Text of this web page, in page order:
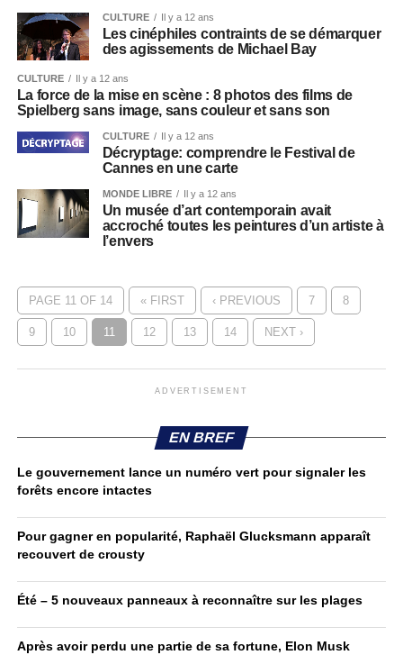
CULTURE Il y a 12 ans
Les cinéphiles contraints de se démarquer
des agissements de Michael Bay
CULTURE Il y a 12 ans
La force de la mise en scène : 8 photos des films de
Spielberg sans image, sans couleur et sans son
CULTURE Il y a 12 ans
Décryptage: comprendre le Festival de
Cannes en une carte
MONDE LIBRE Il y a 12 ans
Un musée d’art contemporain avait
accroché toutes les peintures d’un artiste à
l’envers
PAGE 11 OF 14 « FIRST ‹ PREVIOUS 7 8
9 10 11 12 13 14 NEXT ›
ADVERTISEMENT
EN BREF
Le gouvernement lance un numéro vert pour signaler les
forêts encore intactes
Pour gagner en popularité, Raphaël Glucksmann apparaît
recouvert de crousty
Été – 5 nouveaux panneaux à reconnaître sur les plages
Après avoir perdu une partie de sa fortune, Elon Musk